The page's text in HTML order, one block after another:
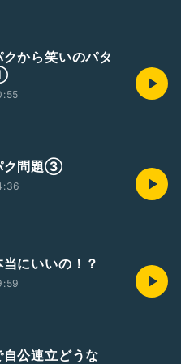
から笑いのパタ
ク問題③
にいいの！？
公連立どうな